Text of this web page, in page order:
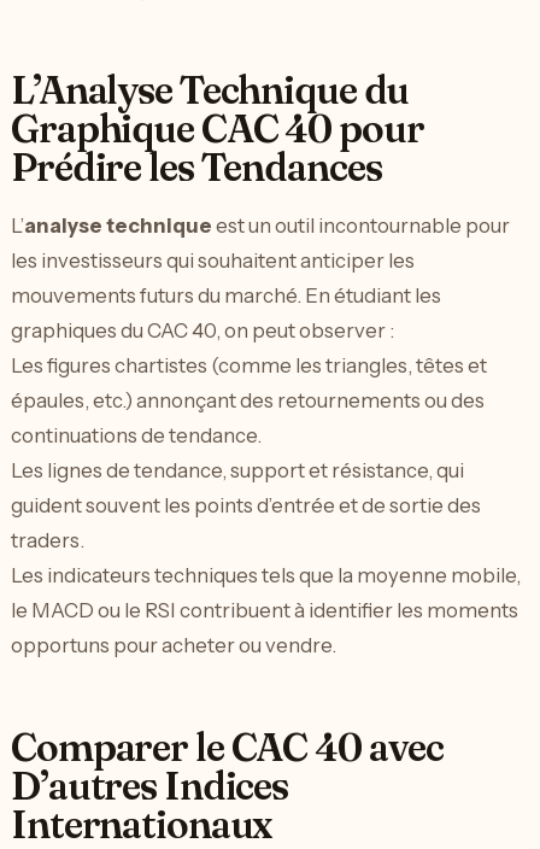
L’Analyse Technique du
Graphique CAC 40 pour
Prédire les Tendances
L’analyse technique est un outil incontournable pour
les investisseurs qui souhaitent anticiper les
mouvements futurs du marché. En étudiant les
graphiques du CAC 40, on peut observer :
Les figures chartistes (comme les triangles, têtes et
épaules, etc.) annonçant des retournements ou des
continuations de tendance.
Les lignes de tendance, support et résistance, qui
guident souvent les points d’entrée et de sortie des
traders.
Les indicateurs techniques tels que la moyenne mobile,
le MACD ou le RSI contribuent à identifier les moments
opportuns pour acheter ou vendre.
Comparer le CAC 40 avec
D’autres Indices
Internationaux